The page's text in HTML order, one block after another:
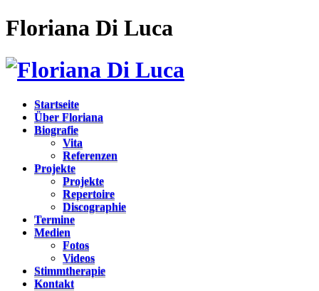
Floriana Di Luca
Startseite
Über Floriana
Biografie
Vita
Referenzen
Projekte
Projekte
Repertoire
Discographie
Termine
Medien
Fotos
Videos
Stimmtherapie
Kontakt